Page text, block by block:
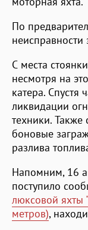
По
неисправности
С места
несмотря на
катера.
ликвидации
техники.
боновые
разлива
Напомним, 16
поступило
люксовой яхты
метров),